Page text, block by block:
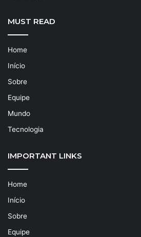
MUST READ
Home
Início
Sobre
Equipe
Mundo
Tecnologia
IMPORTANT LINKS
Home
Início
Sobre
Equipe